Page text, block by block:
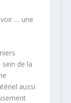
… une
de la
aussi